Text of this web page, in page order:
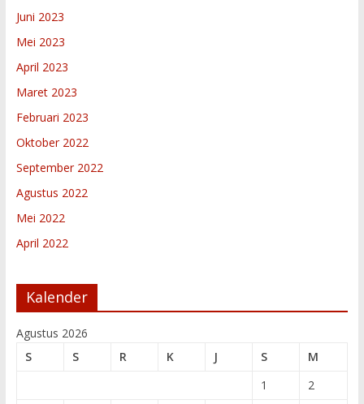
Juni 2023
Mei 2023
April 2023
Maret 2023
Februari 2023
Oktober 2022
September 2022
Agustus 2022
Mei 2022
April 2022
Kalender
Agustus 2026
S
S R K J S
M
1
2